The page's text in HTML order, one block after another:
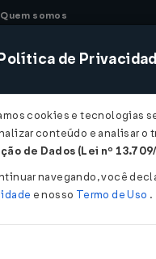
Quem somos
CONSULTORIA
12/2017
de
cookies e tecnologias
conteúdo e analisar o
de Dados (Lei nº
navegando, você
e nosso Termo de Uso .